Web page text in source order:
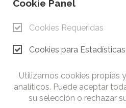
CONTACTO
Cámara de Comercio e Industria
derechos reservados. Prohibida
de los contenidos de esta web.
Cookie Panel
Cookies Requeridas
Cookies para Estadísticas
Utilizamos cookies propias
analíticos. Puede aceptar
su selección o rechazar